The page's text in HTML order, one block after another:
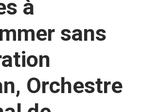
à
sans
Orchestre